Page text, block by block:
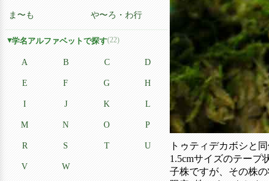
トゥティデカボシと
1.5cmサイズのテープ
子株ですが、その株
ま〜も や〜ろ・わ行
学名アルファベットで探す(22)
A B C D
E F G H
I J K L
M N O P
R S T U
V W